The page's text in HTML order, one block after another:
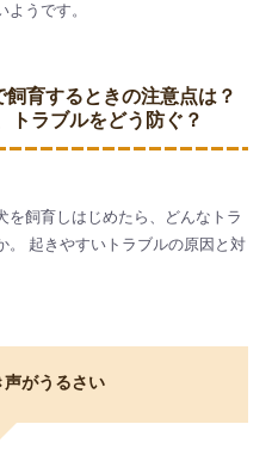
ようです。
育するときの注意点は？
トラブルをどう防ぐ？
を飼育しはじめたら、どんなトラ
。 起きやすいトラブルの原因と対
声がうるさい